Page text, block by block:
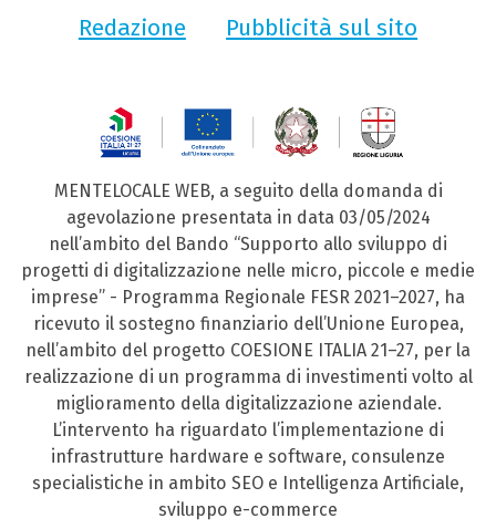
Redazione
Pubblicità sul sito
MENTELOCALE WEB, a seguito della domanda di
agevolazione presentata in data 03/05/2024
nell’ambito del Bando “Supporto allo sviluppo di
progetti di digitalizzazione nelle micro, piccole e medie
imprese” - Programma Regionale FESR 2021–2027, ha
ricevuto il sostegno finanziario dell’Unione Europea,
nell’ambito del progetto COESIONE ITALIA 21–27, per la
realizzazione di un programma di investimenti volto al
miglioramento della digitalizzazione aziendale.
L’intervento ha riguardato l’implementazione di
infrastrutture hardware e software, consulenze
specialistiche in ambito SEO e Intelligenza Artificiale,
sviluppo e-commerce